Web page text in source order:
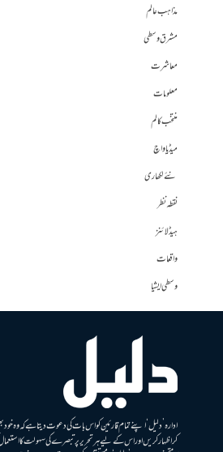
مذاہب عالم
مشرق وسطی
معاشرت
معلومات
منتخب کالم
میڈیا واچ
نئے لکھاری
نقطہ نظر
ہیڈلائنز
واقعات
وسطی ایشیا
ادارہ ’دلیل‘ اپنے تمام قارئین کو اس بات کی دعوت دیتا ہے کہ وہ
کر اظہار کریں اور اس کے لیے ہر تحریر پر تبصرے کی سہولت کا